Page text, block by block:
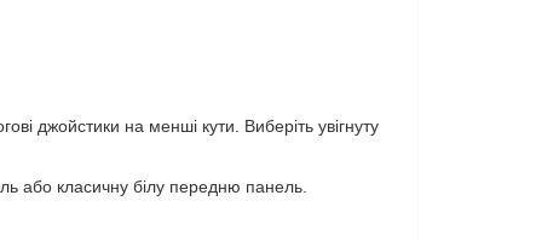
джойстики на менші кути. Виберіть увігнуту
або класичну білу передню панель.